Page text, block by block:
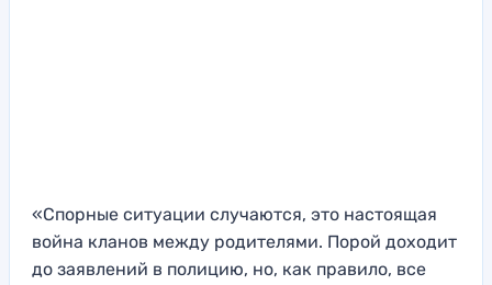
«Спорные ситуации случаются, это настоящая
война кланов между родителями. Порой доходит
до заявлений в полицию, но, как правило, все